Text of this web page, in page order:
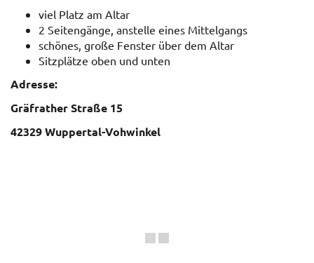
viel Platz am Altar
2 Seitengänge, anstelle eines Mittelgangs
schönes, große Fenster über dem Altar
Sitzplätze oben und unten
Adresse:
Gräfrather Straße 15
42329 Wuppertal-Vohwinkel